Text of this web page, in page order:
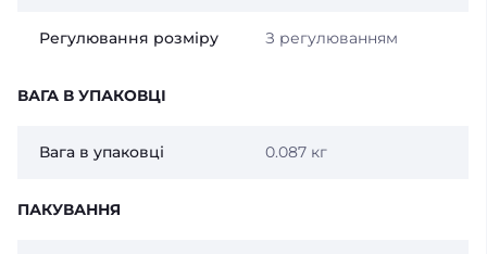
Регулювання розміру З регулюванням
ВАГА В УПАКОВЦІ
Вага в упаковці 0.087 кг
ПАКУВАННЯ